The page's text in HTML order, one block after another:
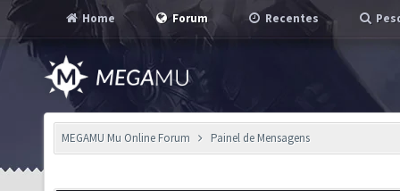
Home Forum Recentes
MEGAMU Mu Online Forum Painel de Mensagens